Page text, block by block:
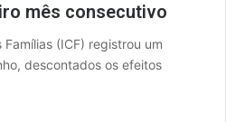
mês consecutivo
(ICF) registrou um
descontados os efeitos